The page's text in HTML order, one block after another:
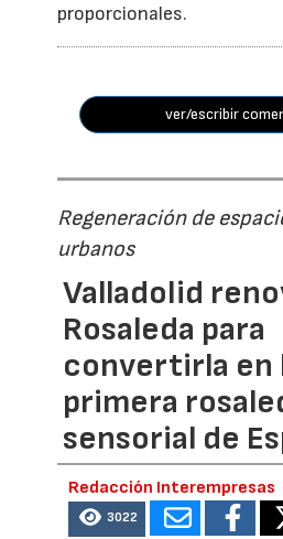
proporcionales.
ver/escribir
Regeneración de
urbanos
Valladolid
Rosaleda para
convertirla en
primera
sensorial de
Redacción Interempresas
3022